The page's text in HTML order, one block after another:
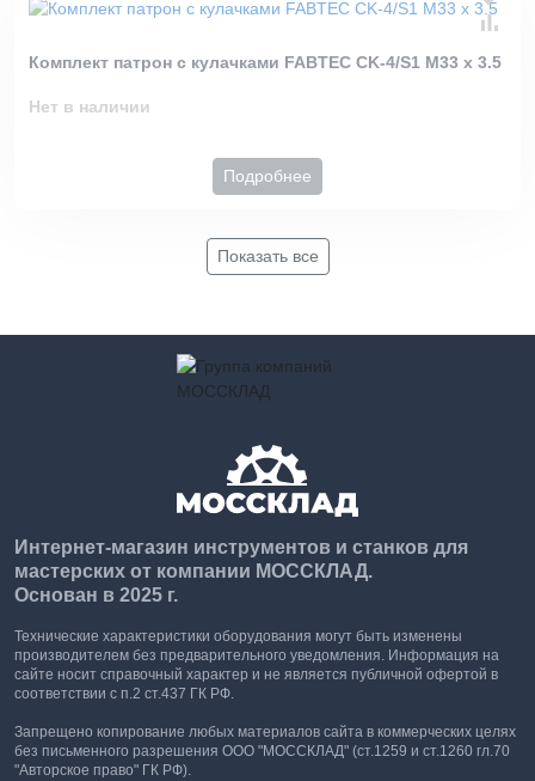
Комплект патрон с кулачками FABTEC CK-4/S1 M33 х 3.5
Нет в наличии
Подробнее
Показать все
Интернет-магазин инструментов и станков для
мастерских от компании МОССКЛАД.
Основан в 2025 г.
Технические характеристики оборудования могут быть изменены
производителем без предварительного уведомления. Информация на
сайте носит справочный характер и не является публичной офертой в
соответствии с п.2 ст.437 ГК РФ.
Запрещено копирование любых материалов сайта в коммерческих целях
без письменного разрешения ООО "МОССКЛАД" (ст.1259 и ст.1260 гл.70
"Авторское право" ГК РФ).